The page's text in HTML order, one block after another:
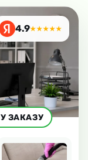
4.9★★★★★
ЗАКАЗУ